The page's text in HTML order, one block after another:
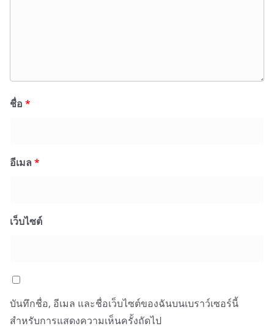
ชื่อ *
อีเมล *
เว็บไซต์
บันทึกชื่อ, อีเมล และชื่อเว็บไซต์ของฉันบนเบราว์เซอร์นี้
สำหรับการแสดงความเห็นครั้งถัดไป